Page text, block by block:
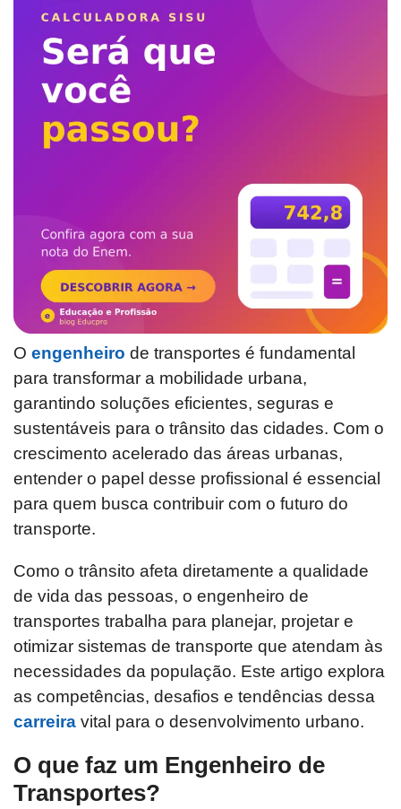
O engenheiro de transportes é fundamental
para transformar a mobilidade urbana,
garantindo soluções eficientes, seguras e
sustentáveis para o trânsito das cidades. Com o
crescimento acelerado das áreas urbanas,
entender o papel desse profissional é essencial
para quem busca contribuir com o futuro do
transporte.
Como o trânsito afeta diretamente a qualidade
de vida das pessoas, o engenheiro de
transportes trabalha para planejar, projetar e
otimizar sistemas de transporte que atendam às
necessidades da população. Este artigo explora
as competências, desafios e tendências dessa
carreira vital para o desenvolvimento urbano.
O que faz um Engenheiro de
Transportes?